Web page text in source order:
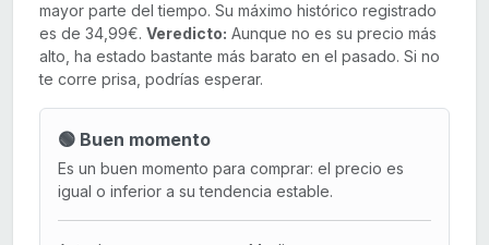
mayor parte del tiempo. Su máximo histórico registrado
es de 34,99€. Veredicto: Aunque no es su precio más
alto, ha estado bastante más barato en el pasado. Si no
te corre prisa, podrías esperar.
🟢 Buen momento
Es un buen momento para comprar: el precio es
igual o inferior a su tendencia estable.